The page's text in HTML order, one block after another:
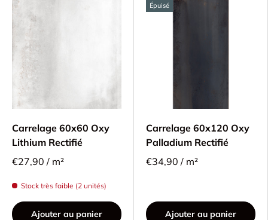
Carrelage 60x60 Oxy
Lithium Rectifié
€27,90 / m²
Stock très faible (2 unités)
Ajouter au panier
Épuisé
Carrelage 60x120 Oxy
Palladium Rectifié
€34,90 / m²
Ajouter au panier